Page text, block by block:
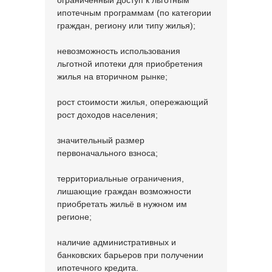
ипотечным программам (по категории
граждан, региону или типу жилья);
невозможность использования
льготной ипотеки для приобретения
жилья на вторичном рынке;
рост стоимости жилья, опережающий
рост доходов населения;
значительный размер
первоначального взноса;
территориальные ограничения,
лишающие граждан возможности
приобретать жильё в нужном им
регионе;
наличие административных и
банковских барьеров при получении
ипотечного кредита.